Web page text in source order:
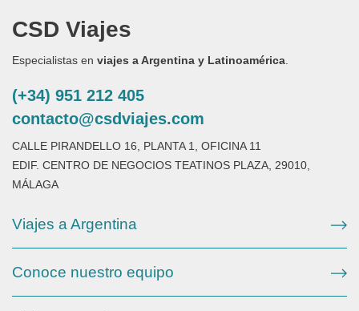
CSD Viajes
Especialistas en viajes a Argentina y Latinoamérica
(+34) 951 212 405
contacto@csdviajes.com
CALLE PIRANDELLO 16, PLANTA 1, OFICINA 11
EDIF. CENTRO DE NEGOCIOS TEATINOS PLAZA, 29010,
MÁLAGA
Viajes a Argentina
Conoce nuestro equipo